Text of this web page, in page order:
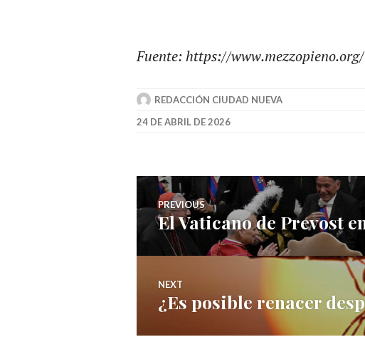
Fuente: https://www.mezzopieno.org/
REDACCIÓN CIUDAD NUEVA
24 DE ABRIL DE 2026
Navegación
de
entradas
PREVIOUS
Previous
post:
El Vaticano de Prevost
NEXT
Next
¿Es posible renacer